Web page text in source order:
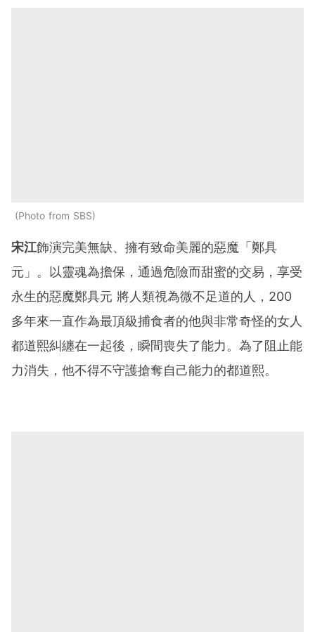
Photo from SBS
宋江飾演完美無缺、擁有致命美麗的惡魔「鄭具
元」。以靈魂為擔保，通過危險而甜蜜的交易，享受
永生的惡魔鄭具元 將人類視為微不足道的人，200
多年來一直作為最頂級捕食者的他與非常奇怪的女人
都道熙糾纏在一起後，瞬間喪失了能力。為了阻止能
力消失，他不得不守護搶奪自己能力的都道熙。